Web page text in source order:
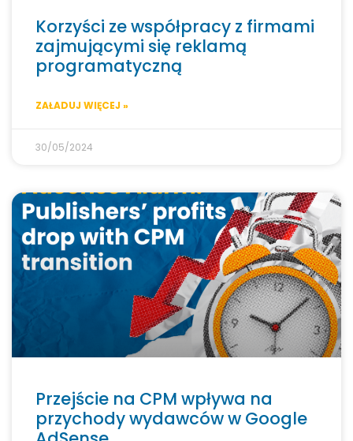
Korzyści ze współpracy z firmami
zajmującymi się reklamą
programatyczną
ZAŁADUJ WIĘCEJ »
30/05/2024
Przejście na CPM wpływa na
przychody wydawców w Google